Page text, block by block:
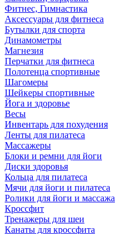
Фитнес, Гимнастика
Аксессуары для фитнеса
Бутылки для спорта
Динамометры
Магнезия
Перчатки для фитнеса
Полотенца спортивные
Шагомеры
Шейкеры спортивные
Йога и здоровье
Весы
Инвентарь для похудения
Ленты для пилатеса
Массажеры
Блоки и ремни для йоги
Диски здоровья
Кольца для пилатеса
Мячи для йоги и пилатеса
Ролики для йоги и массажа
Кроссфит
Тренажеры для шеи
Канаты для кроссфита